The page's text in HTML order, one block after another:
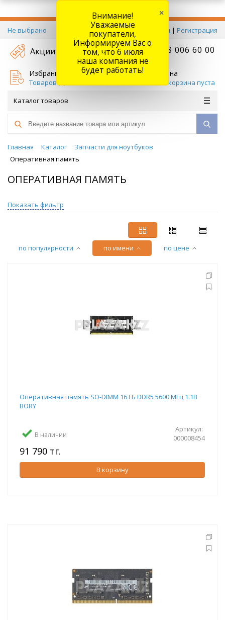
Не выбрано Вход | Регистрация
Акции +7 778 006 60 00
Избранное
Товаров (
Корзина
Ваша корзина пуста
Каталог товаров
Главная Каталог
Запчасти для ноутбуков
Оперативная память
ОПЕРАТИВНАЯ ПАМЯТЬ
Показать фильтр
по популярности по имени по цене
Оперативная память SO-DIMM 16 ГБ DDR5 5600 МГц 1.1В
BORY
В наличии
Артикул:
000008454
91 790 тг.
В корзину
Внимание!
Уважаемые
покупатели,
Информируем Вас о
том, что 6 июля
наша компания не
будет работать!
×